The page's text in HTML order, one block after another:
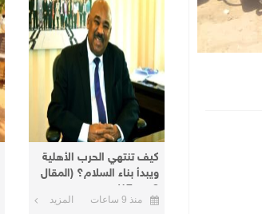
كيف تنتهي الحرب الأهلية
ويبدأ بناء السلام؟ (المقال
8 من 17)
منذ 9 ساعات المزيد